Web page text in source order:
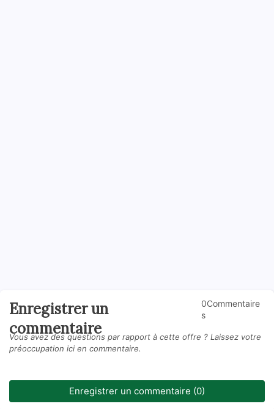
Enregistrer un
commentaire
0Commentaire
s
Vous avez des questions par rapport à cette offre ? Laissez votre
préoccupation ici en commentaire.
Enregistrer un commentaire (0)